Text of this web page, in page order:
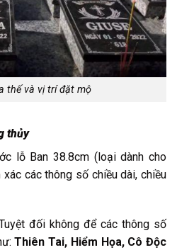
thế và vị trí đặt mộ
thủy
lỗ Ban 38.8cm (loại dành cho
các thông số chiều dài, chiều
đối không để các thông số
Thiên Tai, Hiểm Họa, Cô Độc